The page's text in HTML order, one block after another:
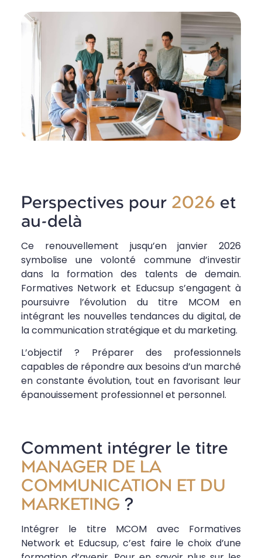
Perspectives pour 2026 et
au-delà
Ce renouvellement jusqu’en janvier 2026
symbolise une volonté commune d’investir
dans la formation des talents de demain.
Formatives Network et Educsup s’engagent à
poursuivre l’évolution du titre MCOM en
intégrant les nouvelles tendances du digital, de
la communication stratégique et du marketing.
L’objectif ? Préparer des professionnels
capables de répondre aux besoins d’un marché
en constante évolution, tout en favorisant leur
épanouissement professionnel et personnel.
Comment intégrer le titre
MANAGER DE LA
COMMUNICATION ET DU
MARKETING ?
Intégrer le titre MCOM avec Formatives
Network et Educsup, c’est faire le choix d’une